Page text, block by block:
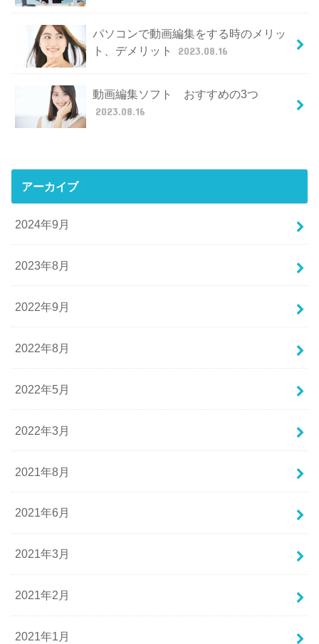
パソコンで動画編集をする時のメリッ
ト、デメリット
2023.08.16
動画編集ソフト おすすめの3つ
2023.08.16
アーカイブ
2024年9月
2023年8月
2022年9月
2022年8月
2022年5月
2022年3月
2021年8月
2021年6月
2021年3月
2021年2月
2021年1月